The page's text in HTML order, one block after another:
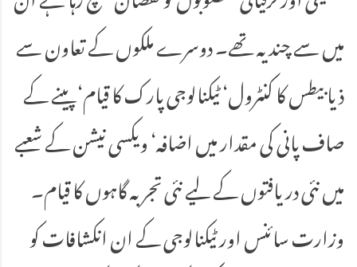
میں سے چند یہ تھے۔ دوسرے ملکوں کے تعاون سے
ذیابیطس کا کنٹرول‘ ٹیکنالوجی پارک کا قیام‘ پینے کے
صاف پانی کی مقدار میں اضافہ‘ ویکسی نیشن کے شعبے
میں نئی دریافتوں کے لیے نئی تجربہ گاہوں کا قیام۔
وزارت سائنس اور ٹیکنالوجی کے ان انکشافات کو